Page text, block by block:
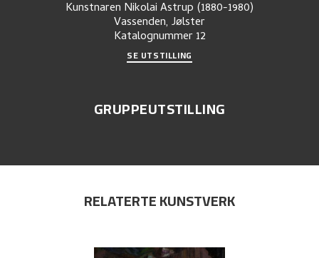
Kunstnaren Nikolai Astrup (1880-1980)
Vassenden, Jølster
Katalognummer 12
SE UTSTILLING
GRUPPEUTSTILLING
RELATERTE KUNSTVERK